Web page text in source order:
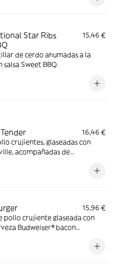
Star Ribs
15,46 €
de cerdo ahumadas a la
Sweet BBQ.
16,46 €
crujientes, glaseadas con
acompañadas de
15,96 €
pollo crujiente glaseada con
Budweiser® bacon